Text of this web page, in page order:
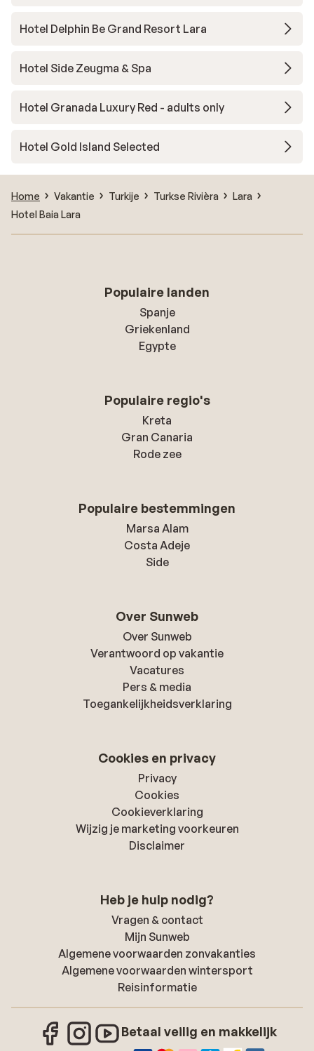
Hotel Delphin Be Grand Resort Lara
Hotel Side Zeugma & Spa
Hotel Granada Luxury Red - adults only
Hotel Gold Island Selected
Home Vakantie Turkije Turkse Rivièra
Lara
Hotel Baia Lara
Populaire landen
Spanje
Griekenland
Egypte
Populaire regio's
Kreta
Gran Canaria
Rode zee
Populaire bestemmingen
Marsa Alam
Costa Adeje
Side
Over Sunweb
Over Sunweb
Verantwoord op vakantie
Vacatures
Pers & media
Toegankelijkheidsverklaring
Cookies en privacy
Privacy
Cookies
Cookieverklaring
Wijzig je marketing voorkeuren
Disclaimer
Heb je hulp nodig?
Vragen & contact
Mijn Sunweb
Algemene voorwaarden zonvakanties
Algemene voorwaarden wintersport
Reisinformatie
Betaal veilig en makkelijk